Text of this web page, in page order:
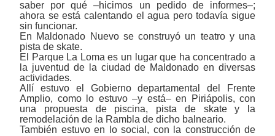
saber por qué ‒hicimos un pedido de informes‒;
ahora se está calentando el agua pero todavía sigue
sin funcionar.
En Maldonado Nuevo se construyó un teatro y una
pista de skate.
El Parque La Loma es un lugar que ha concentrado a
la juventud de la ciudad de Maldonado en diversas
actividades.
Allí estuvo el Gobierno departamental del Frente
Amplio, como lo estuvo ‒y está‒ en Piriápolis, con
una propuesta de piscina, pista de skate y la
remodelación de la Rambla de dicho balneario.
También estuvo en lo social, con la construcción de